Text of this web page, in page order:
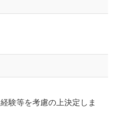
験等を考慮の上決定しま